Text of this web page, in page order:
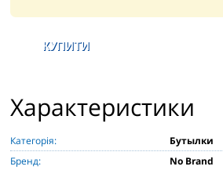
Характеристики
Категорія:
Бутылки
Бренд:
No Brand